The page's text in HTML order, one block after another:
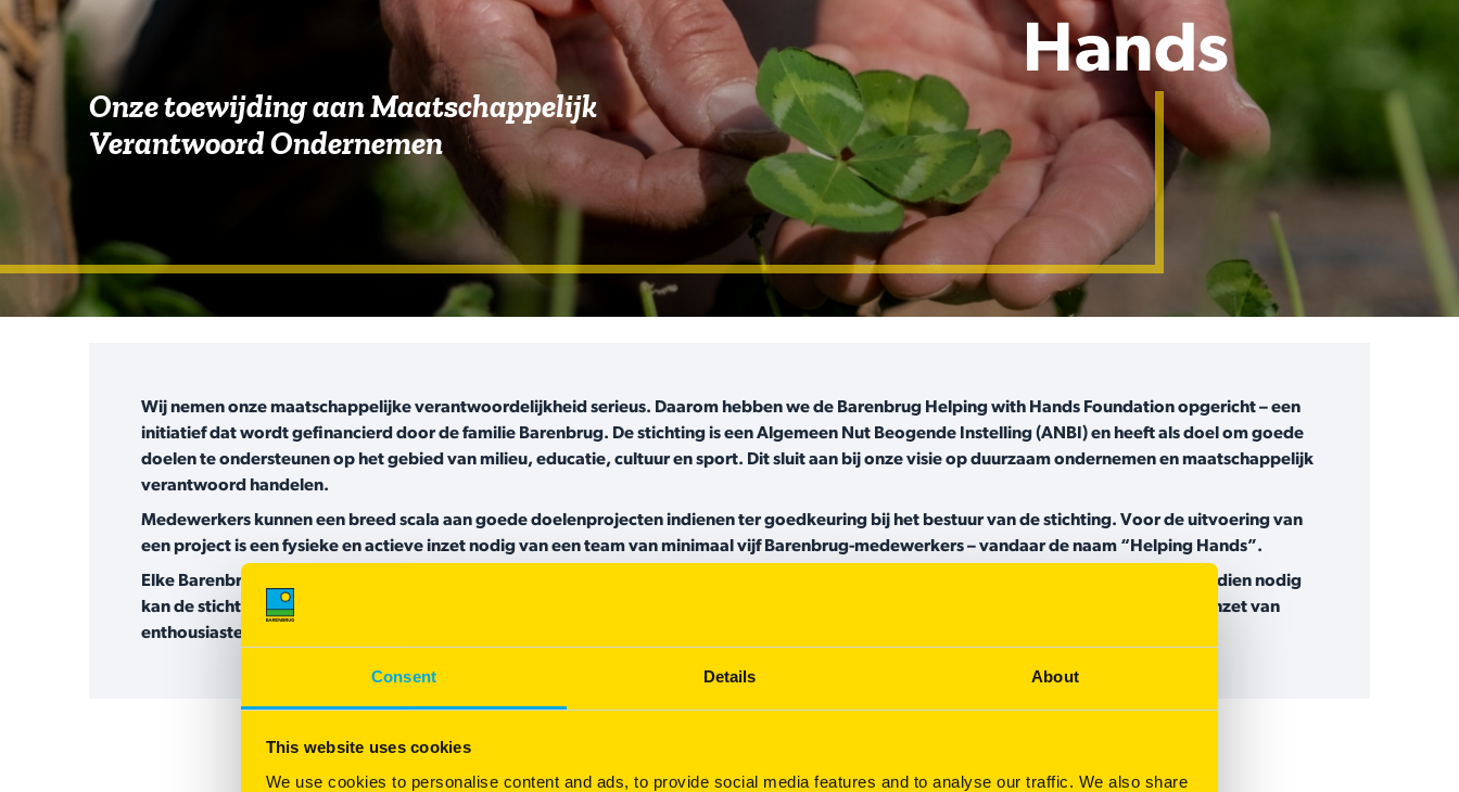
Consent Details About
This website uses cookies
We use cookies to personalise content and ads, to provide social media features and to analyse our traffic. We also share
Hands
Onze toewijding aan Maatschappelijk
Verantwoord Ondernemen
Wij nemen onze maatschappelijke verantwoordelijkheid serieus. Daarom hebben we de Barenbrug Helping with Hands Foundation opgericht – een
initiatief dat wordt gefinancierd door de familie Barenbrug. De stichting is een Algemeen Nut Beogende Instelling (ANBI) en heeft als doel om goede
doelen te ondersteunen op het gebied van milieu, educatie, cultuur en sport. Dit sluit aan bij onze visie op duurzaam ondernemen en maatschappelijk
verantwoord handelen.
Medewerkers kunnen een breed scala aan goede doelenprojecten indienen ter goedkeuring bij het bestuur van de stichting. Voor de uitvoering van
een project is een fysieke en actieve inzet nodig van een team van minimaal vijf Barenbrug-medewerkers – vandaar de naam “Helping Hands”.
Elke Barenbrug-medewerker, waar ook ter wereld, mag jaarlijks één betaalde werkdag besteden aan een Helping with Hands-project. Indien nodig
kan de stichting ook een financiële bijdrage leveren. De afgelopen jaren zijn wereldwijd al vele projecten gerealiseerd, mede dankzij de inzet van
enthousiaste Barenbrug-medewerkers.